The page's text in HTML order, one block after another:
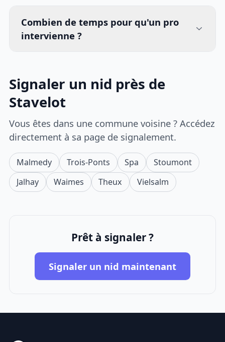
Combien de temps pour qu'un pro
intervienne ?
Signaler un nid près de
Stavelot
Vous êtes dans une commune voisine ? Accédez
directement à sa page de signalement.
Malmedy Trois-Ponts Spa
Stoumont
Jalhay
Waimes Theux Vielsalm
Prêt à signaler ?
Signaler un nid maintenant